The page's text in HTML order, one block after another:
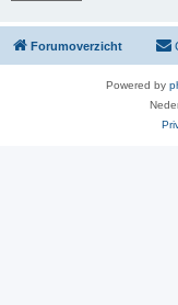
Forumoverzicht
Powered by